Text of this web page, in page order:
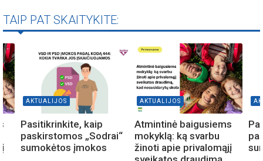
TAIP PAT SKAITYKITE:
AKTUALIJOS
Pasitikrinkite, kaip
paskirstomos „Sodrai“
sumokėtos įmokos
AKTUALIJOS
Atmintinė baigusiems
mokyklą: ką svarbu
žinoti apie privalomąjį